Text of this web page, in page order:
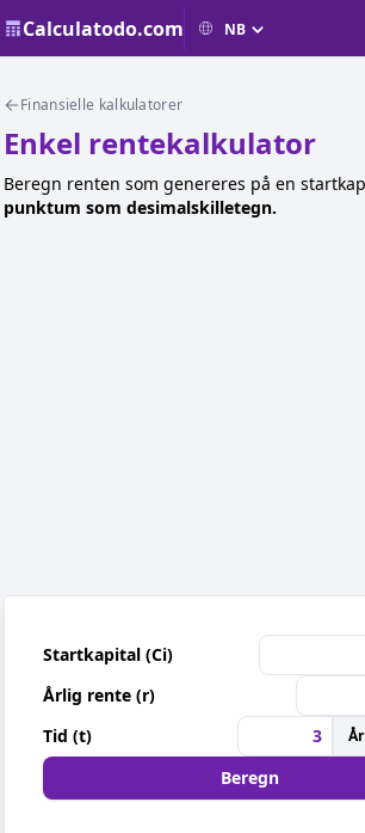
Calculatodo.com
Finansielle kalkulatorer
Enkel rentekalkulator
Beregn renten som genereres på en
punktum som desimalskilletegn.
Startkapital (Ci)
Årlig rente (r)
Tid (t)
Beregn